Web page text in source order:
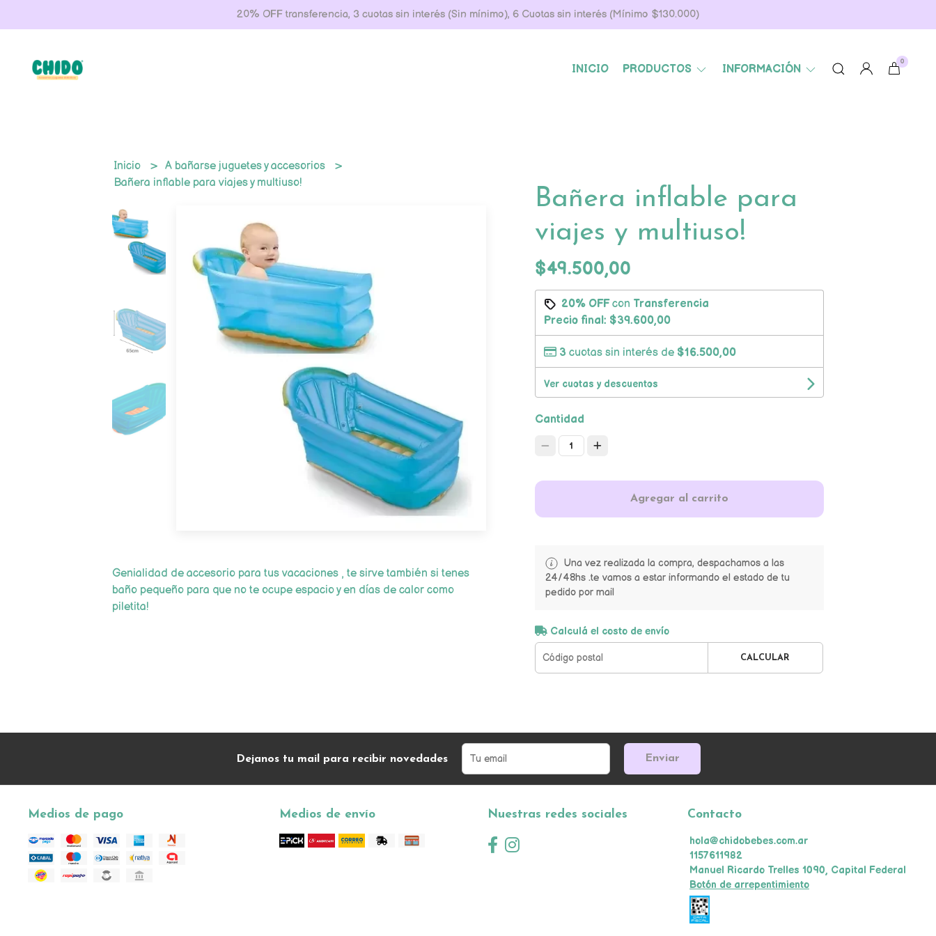
20% OFF transferencia, 3 cuotas sin interés (Sin mínimo), 6 Cuotas sin interés (Mínimo $130.000)
INICIO PRODUCTOS INFORMACIÓN
0
Inicio
A bañarse juguetes y accesorios
Bañera inflable para viajes y multiuso!
Genialidad de accesorio para tus vacaciones , te sirve también si tenes
baño pequeño para que no te ocupe espacio y en días de calor como
piletita!
Bañera inflable para
viajes y multiuso!
$49.500,00
20% OFFcon Transferencia
Precio final: $39.600,00
3 cuotas sin interés de $16.500,00
Ver cuotas y descuentos
Cantidad
1
Agregar al carrito
Una vez realizada la compra, despachamos a las
24/48hs .te vamos a estar informando el estado de tu
pedido por mail
Calculá el costo de envío
CALCULAR
Dejanos tu mail para recibir novedades Enviar
Medios de pago Medios de envío Nuestras redes sociales Contacto
hola@chidobebes.com.ar
1157611982
Manuel Ricardo Trelles 1090, Capital Federal
Botón de arrepentimiento